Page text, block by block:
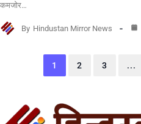
कमजोर…
By Hindustan Mirror News
1 2 3 ...